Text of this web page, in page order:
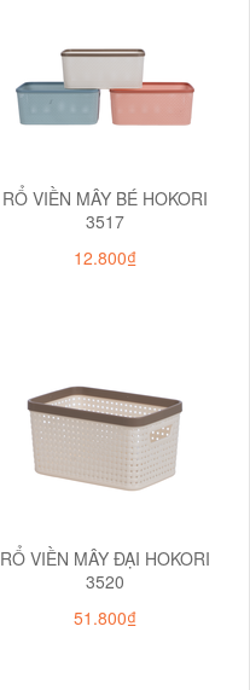
RỔ VIỀN MÂY BÉ HOKORI
3517
12.800₫
RỔ VIỀN MÂY ĐẠI HOKORI
3520
51.800₫